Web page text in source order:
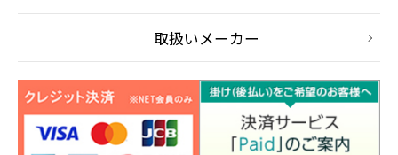
取扱いメーカー